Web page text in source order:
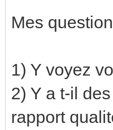
Mes
1) Y voyez
2) Y a t-il
rapport